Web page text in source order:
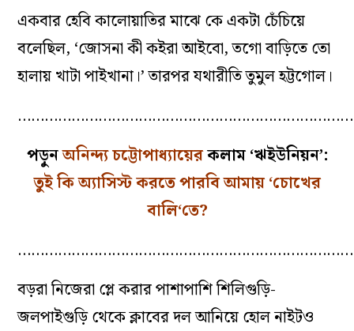
একবার হেবি কালোয়াতির মাঝে কে একটা চেঁচিয়ে
বলেছিল, ‘জোসনা কী কইরা আইবো, তগো বাড়িতে তো
হালায় খাটা পাইখানা।’ তারপর যথারীতি তুমুল হট্টগোল।
পড়ুনঅনিন্দ্য চট্টোপাধ্যায়েরকলাম ‘ঋইউনিয়ন’:
তুই কি অ্যাসিস্ট করতে পারবি আমায় ‘চোখের
বালি‘তে?
বড়রা নিজেরা প্লে করার পাশাপাশি শিলিগুড়ি-
জলপাইগুড়ি থেকে ক্লাবের দল আনিয়ে হোল নাইটও